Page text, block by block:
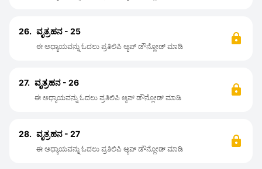
26. ವೃತ್ರಹನ - 25
ಈ ಅಧ್ಯಾಯವನ್ನು ಓದಲು ಪ್ರತಿಲಿಪಿ ಆ್ಯಪ್ ಡೌನ್ಲೋಡ್ ಮಾಡಿ
27. ವೃತ್ರಹನ - 26
ಈ ಅಧ್ಯಾಯವನ್ನು ಓದಲು ಪ್ರತಿಲಿಪಿ ಆ್ಯಪ್ ಡೌನ್ಲೋಡ್ ಮಾಡಿ
28. ವೃತ್ರಹನ - 27
ಈ ಅಧ್ಯಾಯವನ್ನು ಓದಲು ಪ್ರತಿಲಿಪಿ ಆ್ಯಪ್ ಡೌನ್ಲೋಡ್ ಮಾಡಿ